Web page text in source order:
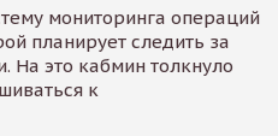
мониторинга операций
планирует следить за
На это кабмин толкнуло
к